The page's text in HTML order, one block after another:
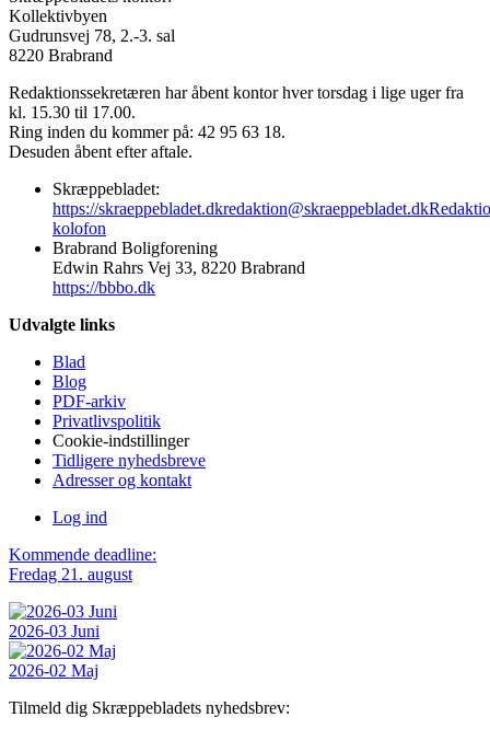
Kollektivbyen
Gudrunsvej 78, 2.-3. sal
8220 Brabrand
Redaktionssekretæren har åbent kontor hver torsdag i lige uger fra
kl. 15.30 til 17.00.
Ring inden du kommer på: 42 95 63 18.
Desuden åbent efter aftale.
Skræppebladet:
https://skraeppebladet.dkredaktion@skraeppebladet.dk
kolofon
Brabrand Boligforening
Edwin Rahrs Vej 33, 8220 Brabrand
https://bbbo.dk
Udvalgte links
Blad
Blog
PDF-arkiv
Privatlivspolitik
Cookie-indstillinger
Tidligere nyhedsbreve
Adresser og kontakt
Log ind
Kommende deadline:
Fredag 21. august
2026-03 Juni
2026-02 Maj
Tilmeld dig Skræppebladets nyhedsbrev: